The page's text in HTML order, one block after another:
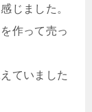
じました。
作って売っ
ていました